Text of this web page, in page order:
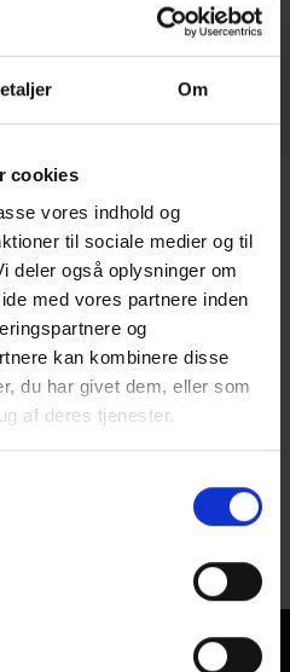
Om
cookies
vores indhold og
til sociale medier og til
deler også oplysninger om
med vores partnere inden
og
kan kombinere disse
du har givet dem, eller som
af deres tjenester.
investering
gennem banken?
spørgsmål?
stadig inde med spørgsmål?
med os, skrive til eller ringe
70 60 56 40
i dag
give deres børn den bedste